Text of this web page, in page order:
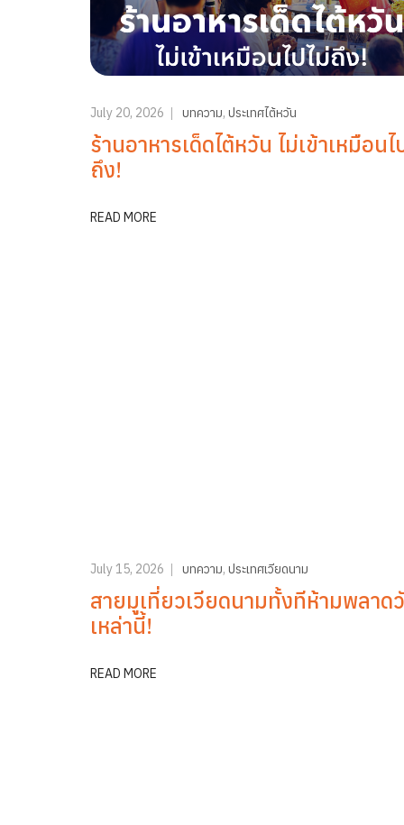
July 20, 2026 บทความ, ประเทศไต้หวัน
ร้านอาหารเด็ดไต้หวัน ไม่เข้าเหมือนไ
ถึง!
READ MORE
July 15, 2026 บทความ, ประเทศเวียดนาม
สายมูเที่ยวเวียดนามทั้งทีห้ามพลาด
เหล่านี้!
READ MORE